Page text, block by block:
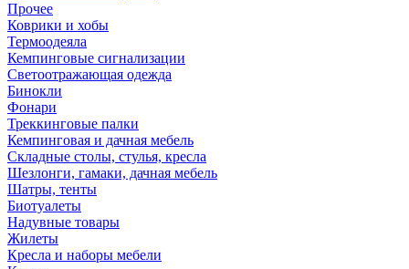
Прочее
Коврики и хобы
Термоодеяла
Кемпинговые сигнализации
Светоотражающая одежда
Бинокли
Фонари
Треккинговые палки
Кемпинговая и дачная мебель
Складные столы, стулья, кресла
Шезлонги, гамаки, дачная мебель
Шатры, тенты
Биотуалеты
Надувные товары
Жилеты
Кресла и наборы мебели